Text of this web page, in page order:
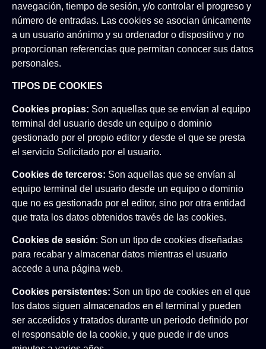
navegación, tiempo de sesión, y/o controlar el progreso y
número de entradas. Las cookies se asocian únicamente
a un usuario anónimo y su ordenador o dispositivo y no
proporcionan referencias que permitan conocer sus datos
personales.
TIPOS DE COOKIES
Cookies propias: Son aquellas que se envían al equipo
terminal del usuario desde un equipo o dominio
gestionado por el propio editor y desde el que se presta
el servicio Solicitado por el usuario.
Cookies de terceros: Son aquellas que se envían al
equipo terminal del usuario desde un equipo o dominio
que no es gestionado por el editor, sino por otra entidad
que trata los datos obtenidos través de las cookies.
Cookies de sesión: Son un tipo de cookies diseñadas
para recabar y almacenar datos mientras el usuario
accede a una página web.
Cookies persistentes: Son un tipo de cookies en el que
los datos siguen almacenados en el terminal y pueden
ser accedidos y tratados durante un periodo definido por
el responsable de la cookie, y que puede ir de unos